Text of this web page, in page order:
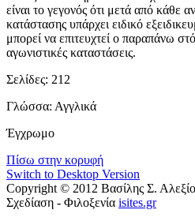
είναι το γεγονός ότι μετά από κάθε
κατάστασης υπάρχει ειδικό
μπορεί να επιτευχτεί ο παραπάνω
αγωνιστικές καταστάσεις.
Σελίδες: 212
Γλώσσα: Αγγλικά
Έγχρωμο
Πίσω στην κορυφή
Switch to Desktop Version
Copyright © 2012 Βασίλης Σ.
Σχεδίαση - Φιλοξενία isites.gr